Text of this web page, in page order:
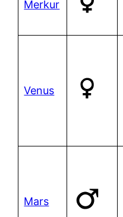
Merkur
Venus
Mars